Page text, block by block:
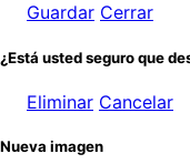
Guardar Cerrar
¿Está usted seguro que
Eliminar Cancelar
Nueva imagen